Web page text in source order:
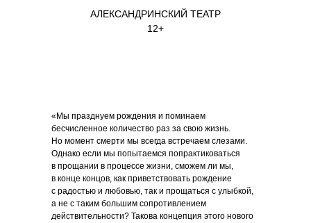
АЛЕКСАНДРИНСКИЙ ТЕАТР
12+
«Мы празднуем рождения и поминаем
бесчисленное количество раз за свою жизнь.
Но момент смерти мы всегда встречаем слезами.
Однако если мы попытаемся попрактиковаться
в прощании в процессе жизни, сможем ли мы,
в конце концов, как приветствовать рождение
с радостью и любовью, так и прощаться с улыбкой,
а не с таким большим сопротивлением
действительности? Такова концепция этого нового